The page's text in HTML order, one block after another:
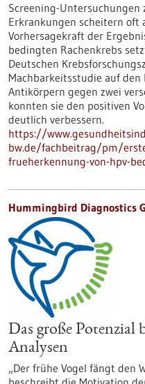
Screening-
Erkrankungen scheitern oft
Vorhersagekraft der
bedingten Rachenkrebs
Deutschen
Machbarkeitsstudie auf
Antikörpern gegen zwei
konnten sie den positiven
deutlich verbessern.
https://
bw.de/fachbeitrag/pm/
frueherkennung-von-hpv-
Hummingbird Diagnostics
Das große
Analysen
„Der frühe Vogel fängt den